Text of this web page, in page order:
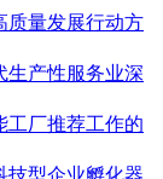
质量发展行动方
生产性服务业深
工厂推荐工作的